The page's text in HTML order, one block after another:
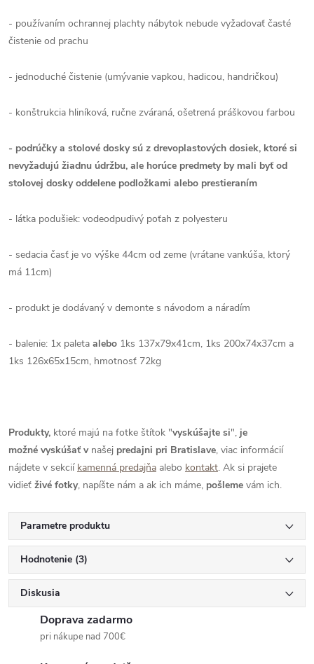
- používaním ochrannej plachty nábytok nebude vyžadovať časté
čistenie od prachu
- jednoduché čistenie (umývanie vapkou, hadicou, handričkou)
- konštrukcia hliníková, ručne zváraná, ošetrená práškovou farbou
- podrúčky a stolové dosky sú z drevoplastových dosiek, ktoré si
nevyžadujú žiadnu údržbu, ale horúce predmety by mali byť od
stolovej dosky oddelene podložkami alebo prestieraním
- látka podušiek: vodeodpudivý poťah z polyesteru
- sedacia časť je vo výške 44cm od zeme (vrátane vankúša, ktorý
má 11cm)
- produkt je dodávaný v demonte s návodom a náradím
- balenie: 1x paleta alebo 1ks 137x79x41cm, 1ks 200x74x37cm a
1ks 126x65x15cm, hmotnosť 72kg
Produkty, ktoré majú na fotke štítok "vyskúšajte si", je
možné vyskúšať v našej predajni pri Bratislave, viac informácií
nájdete v sekcií kamenná predajňa alebo kontakt. Ak si prajete
vidieť živé fotky, napíšte nám a ak ich máme, pošleme vám ich.
Parametre produktu
Hodnotenie (3)
Diskusia
Doprava zadarmo
pri nákupe nad 700€